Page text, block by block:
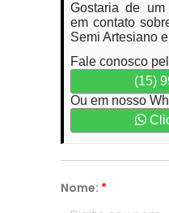
Gostaria de
em contato
Semi Artesiano
Fale conosco
(15)
Ou em nosso
Nome: *